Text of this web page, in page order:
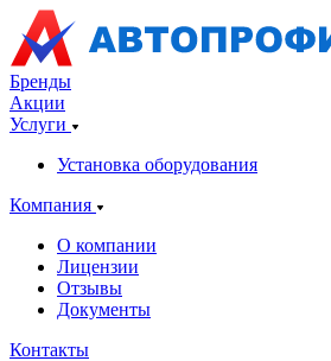
Бренды
Акции
Услуги
Установка оборудования
Компания
О компании
Лицензии
Отзывы
Документы
Контакты